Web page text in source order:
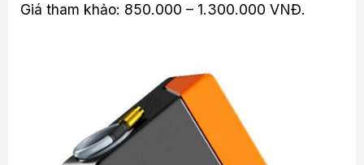
Giá tham khảo: 850.000 – 1.300.000 VNĐ.